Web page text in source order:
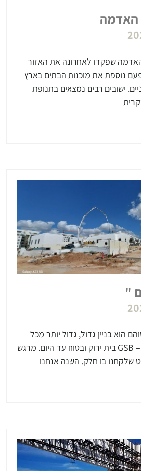
האדמה
שפקדו לאחרונה את האזור
נוספת את מוכנות הבתים בארץ
ישובים רבים נמצאים בתנופת
"
הוא בניין גדול, גדול יותר מכל
מבנה שנבנה ב – GSB בית ירוק ובטוח עד היום. מרגש
שלקחנו בו חלק. השנה אנחנו